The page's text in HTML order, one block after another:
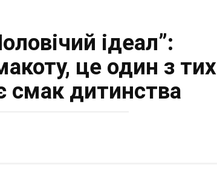
ідеал”:
це один з тих
смак дитинства